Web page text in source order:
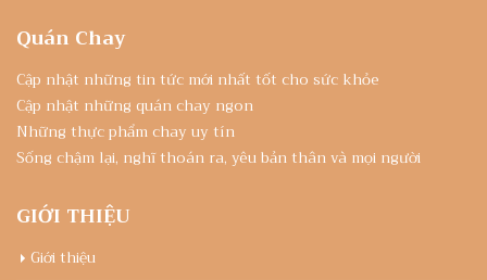
Quán Chay
Cập nhật những tin tức mới nhất tốt cho sức khỏe
Cập nhật những quán chay ngon
Những thực phẩm chay uy tín
Sống chậm lại, nghĩ thoán ra, yêu bản thân và mọi người
GIỚI THIỆU
Giới thiệu